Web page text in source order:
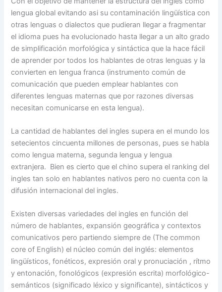
lengua global evitando asi su contaminación lingüística con
otras lenguas o dialectos que pudieran llegar a fragmentar
el idioma pues ha evolucionado hasta llegar a un alto grado
de simplificación morfológica y sintáctica que la hace fácil
de aprender por todos los hablantes de otras lenguas y la
convierten en lengua franca (instrumento común de
comunicación que pueden emplear hablantes con
diferentes lenguas maternas que por razones diversas
necesitan comunicarse en esta lengua).
La cantidad de hablantes del ingles supera en el mundo los
setecientos cincuenta millones de personas, pues se habla
como lengua materna, segunda lengua y lengua
extranjera. Bien es cierto que el chino supera el ranking del
ingles tan solo en hablantes nativos pero no cuenta con la
difusión internacional del ingles.
Existen diversas variedades del ingles en función del
número de hablantes, expansión geográfica y contextos
comunicativos pero partiendo siempre de (The common
core of English) el núcleo común del inglés: elementos
lingüísticos, fonéticos, expresión oral y pronuciación , rítmo
y entonación, fonológicos (expresión escrita) morfológico-
semánticos (significado léxico y significante), sintácticos y